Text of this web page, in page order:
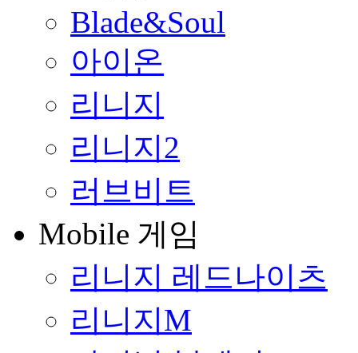
Blade&Soul
아이온
리니지
리니지2
러브비트
Mobile 게임
리니지 레드나이츠
리니지M